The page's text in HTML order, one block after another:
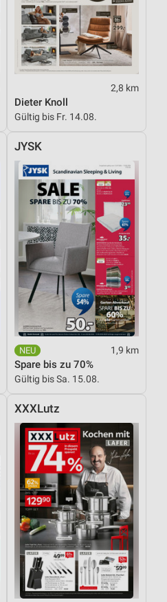
2,8 km
Dieter Knoll
Gültig bis Fr. 14.08.
JYSK
1,9 km
Spare bis zu 70%
Gültig bis Sa. 15.08.
XXXLutz